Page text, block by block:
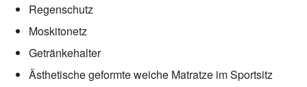
Regenschutz
Moskitonetz
Getränkehalter
Ästhetische geformte weiche Matratze im Sportsitz